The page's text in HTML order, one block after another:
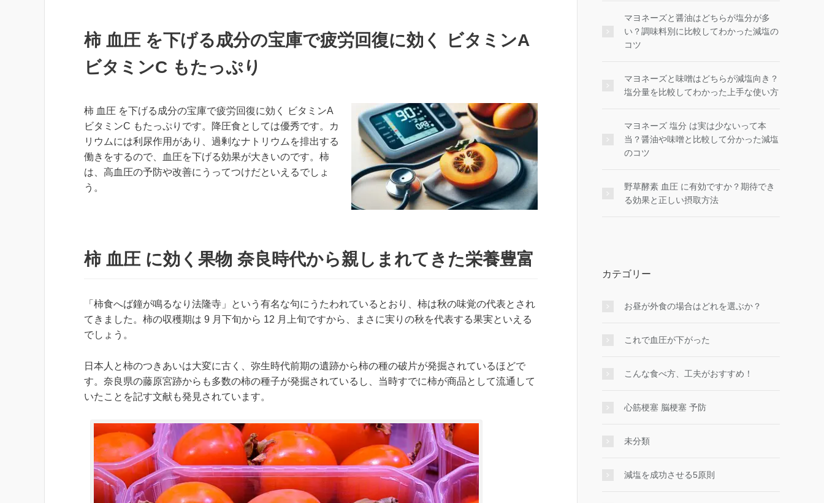
柿 血圧 を下げる成分の宝庫で疲労回復に効く ビタミンA
ビタミンC もたっぷり
柿 血圧 を下げる成分の宝庫で疲労回復に効く ビタミンA
ビタミンC もたっぷりです。降圧食としては優秀です。カ
リウムには利尿作用があり、過剰なナトリウムを排出する
働きをするので、血圧を下げる効果が大きいのです。柿
は、高血圧の予防や改善にうってつけだといえるでしょ
う。
柿 血圧 に効く果物 奈良時代から親しまれてきた栄養豊富
「柿食へば鐘が鳴るなり法隆寺」という有名な句にうたわれているとおり、柿は秋の味覚の代表とされ
てきました。柿の収穫期は 9 月下旬から 12 月上旬ですから、まさに実りの秋を代表する果実といえる
でしょう。
日本人と柿のつきあいは大変に古く、弥生時代前期の遺跡から柿の種の破片が発掘されているほどで
す。奈良県の藤原宮跡からも多数の柿の種子が発掘されているし、当時すでに柿が商品として流通して
いたことを記す文献も発見されています。
マヨネーズと醤油はどちらが塩分が多
い？調味料別に比較してわかった減塩の
コツ
マヨネーズと味噌はどちらが減塩向き？
塩分量を比較してわかった上手な使い方
マヨネーズ 塩分 は実は少ないって本
当？醤油や味噌と比較して分かった減塩
のコツ
野草酵素 血圧 に有効ですか？期待でき
る効果と正しい摂取方法
カテゴリー
お昼が外食の場合はどれを選ぶか？
これで血圧が下がった
こんな食べ方、工夫がおすすめ！
心筋梗塞 脳梗塞 予防
未分類
減塩を成功させる5原則